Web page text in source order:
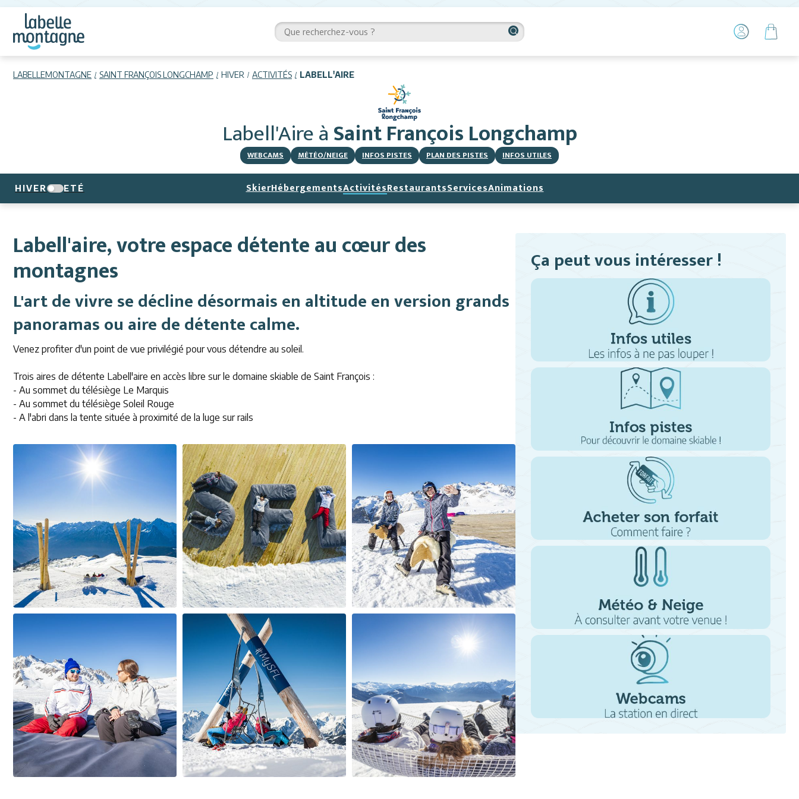
LABELLEMONTAGNE SAINT FRANÇOIS LONGCHAMP HIVER ACTIVITÉS LABELL'AIRE
Labell'AireàSaint François Longchamp
WEBCAMS MÉTÉO/NEIGE INFOS PISTES PLAN DES PISTES INFOS UTILES
HIVER ETÉ SkierHébergementsActivitésRestaurantsServicesAnimations
Labell'aire, votre espace détente au cœur des
montagnes
L'art de vivre se décline désormais en altitude en version grands
panoramas ou aire de détente calme.
Venez profiter d'un point de vue privilégié pour vous détendre au soleil.
Trois aires de détente Labell'aire en accès libre sur le domaine skiable de Saint François :
- Au sommet du télésiège Le Marquis
- Au sommet du télésiège Soleil Rouge
- A l'abri dans la tente située à proximité de la luge sur rails
Ça peut vous intéresser !